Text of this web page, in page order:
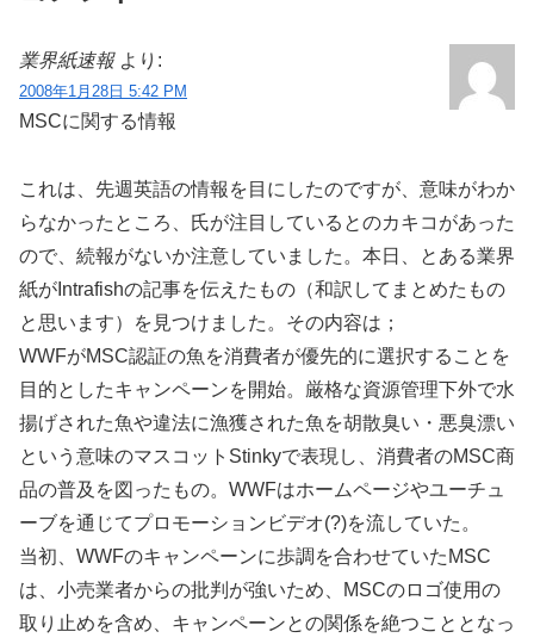
業界紙速報 より:
2008年1月28日 5:42 PM
MSCに関する情報
これは、先週英語の情報を目にしたのですが、意味がわか
らなかったところ、氏が注目しているとのカキコがあった
ので、続報がないか注意していました。本日、とある業界
紙がIntrafishの記事を伝えたもの（和訳してまとめたもの
と思います）を見つけました。その内容は；
WWFがMSC認証の魚を消費者が優先的に選択することを
目的としたキャンペーンを開始。厳格な資源管理下外で水
揚げされた魚や違法に漁獲された魚を胡散臭い・悪臭漂い
という意味のマスコットStinkyで表現し、消費者のMSC商
品の普及を図ったもの。WWFはホームページやユーチュ
ーブを通じてプロモーションビデオ(?)を流していた。
当初、WWFのキャンペーンに歩調を合わせていたMSC
は、小売業者からの批判が強いため、MSCのロゴ使用の
取り止めを含め、キャンペーンとの関係を絶つこととなっ